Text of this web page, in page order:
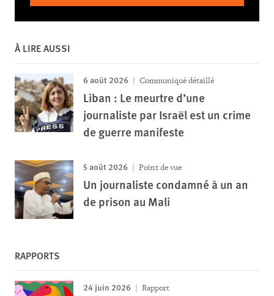
À LIRE AUSSI
6 août 2026 Communiqué détaillé
Liban : Le meurtre d’une
journaliste par Israël est un crime
de guerre manifeste
5 août 2026 Point de vue
Un journaliste condamné à un an
de prison au Mali
RAPPORTS
24 juin 2026 Rapport